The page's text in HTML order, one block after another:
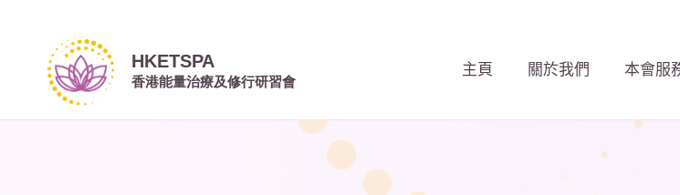
主頁 關於我們 本會服